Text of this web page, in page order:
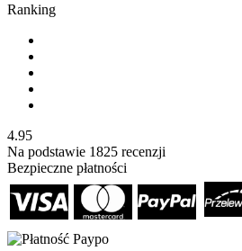
Ranking
4.95
Na podstawie 1825 recenzji
Bezpieczne płatności